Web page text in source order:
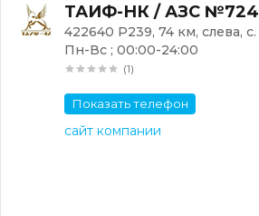
ТАИФ-НК / АЗС №724
Пн-Вс ; 00:00-24:00
(1)
Показать телефон
сайт компании